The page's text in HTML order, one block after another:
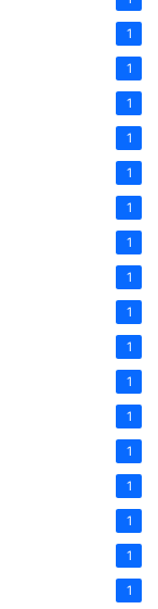
1
1
1
1
1
1
1
1
1
1
1
1
1
1
1
1
1